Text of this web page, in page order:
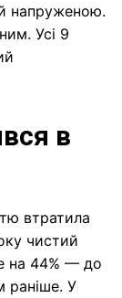
напруженою.
Усі 9
в
втратила
чистий
на 44% — до
раніше. У